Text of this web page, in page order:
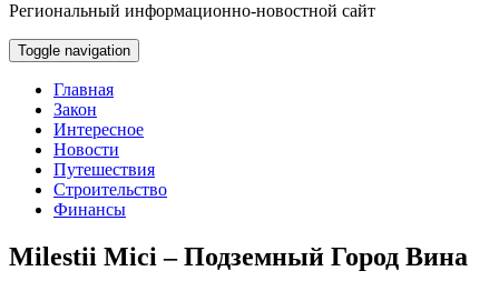
Региональный информационно-новостной сайт
Toggle navigation
Главная
Закон
Интересное
Новости
Путешествия
Строительство
Финансы
Milestii Mici – Подземный Город Вина